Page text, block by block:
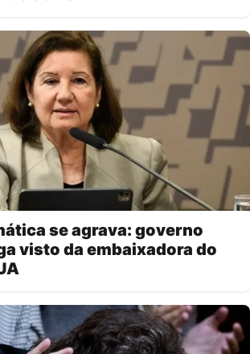
se agrava: governo
visto da embaixadora do